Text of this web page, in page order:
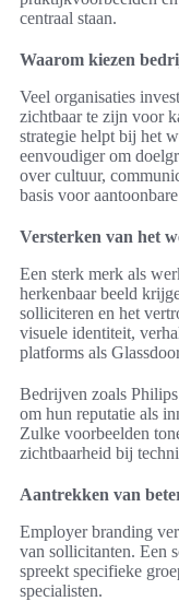
centraal staan.
Waarom kiezen
Veel organisaties
zichtbaar te zijn voor
strategie helpt bij het
eenvoudiger om
over cultuur,
basis voor
Versterken van het
Een sterk merk als
herkenbaar beeld
solliciteren en het
visuele identiteit,
platforms als
Bedrijven zoals
om hun reputatie als
Zulke voorbeelden
zichtbaarheid bij
Aantrekken van
Employer branding
van sollicitanten. Een
spreekt specifieke
specialisten.